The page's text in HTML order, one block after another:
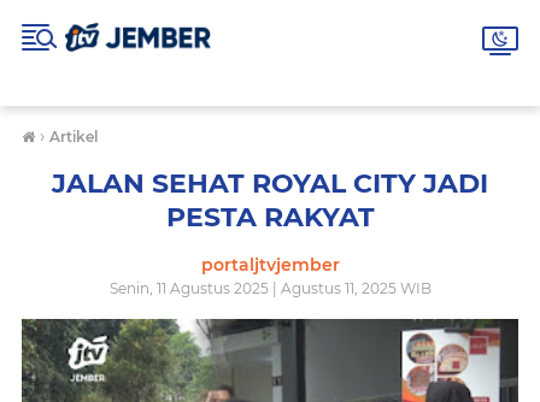
› Artikel
JALAN SEHAT ROYAL CITY JADI
PESTA RAKYAT
portaljtvjember
Senin, 11 Agustus 2025 | Agustus 11, 2025 WIB